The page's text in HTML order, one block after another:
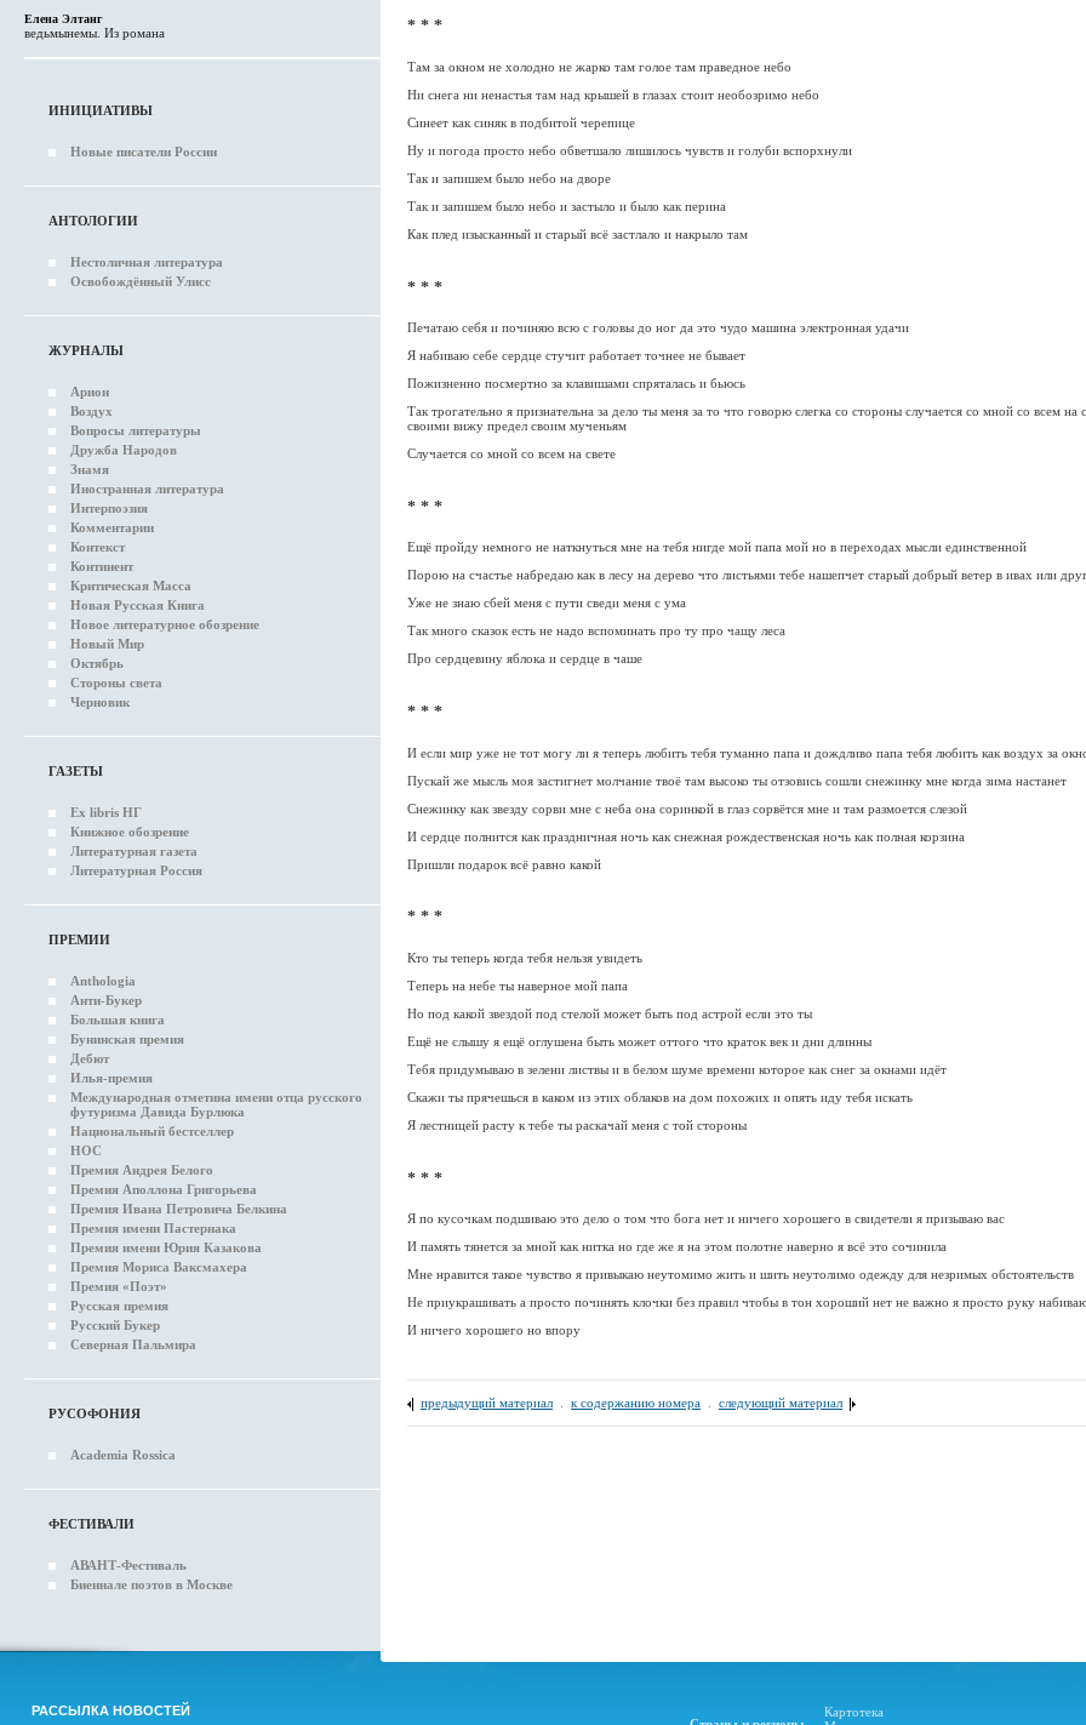
Елена Элтанг
ведьмынемы. Из романа
ИНИЦИАТИВЫ
Новые писатели России
АНТОЛОГИИ
Нестоличная литература
Освобождённый Улисс
ЖУРНАЛЫ
Арион
Воздух
Вопросы литературы
Дружба Народов
Знамя
Иностранная литература
Интерпоэзия
Комментарии
Контекст
Континент
Критическая Масса
Новая Русская Книга
Новое литературное обозрение
Новый Мир
Октябрь
Стороны света
Черновик
ГАЗЕТЫ
Ex libris НГ
Книжное обозрение
Литературная газета
Литературная Россия
ПРЕМИИ
Anthologia
Анти-Букер
Большая книга
Бунинская премия
Дебют
Илья-премия
Международная отметина имени отца русского
футуризма Давида Бурлюка
Национальный бестселлер
НОС
Премия Андрея Белого
Премия Аполлона Григорьева
Премия Ивана Петровича Белкина
Премия имени Пастернака
Премия имени Юрия Казакова
Премия Мориса Ваксмахера
Премия «Поэт»
Русская премия
Русский Букер
Северная Пальмира
РУСОФОНИЯ
Academia Rossica
ФЕСТИВАЛИ
АВАНТ-Фестиваль
Биеннале поэтов в Москве
* * *
Там за окном не холодно не жарко там голое там праведное небо
Ни снега ни ненастья там над крышей в глазах стоит необозримо небо
Синеет как синяк в подбитой черепице
Ну и погода просто небо обветшало лишилось чувств и голуби вспорхнули
Так и запишем было небо на дворе
Так и запишем было небо и застыло и было как перина
Как плед изысканный и старый всё застлало и накрыло там
* * *
Печатаю себя и починяю всю с головы до ног да это чудо машина электронная удачи
Я набиваю себе сердце стучит работает точнее не бывает
Пожизненно посмертно за клавишами спряталась и бьюсь
Так трогательно я признательна за дело ты меня за то что говорю слегка со стороны случается со мной со всем на
своими вижу предел своим мученьям
Случается со мной со всем на свете
* * *
Ещё пройду немного не наткнуться мне на тебя нигде мой папа мой но в переходах мысли единственной
Порою на счастье набредаю как в лесу на дерево что листьями тебе нашепчет старый добрый ветер в ивах или
Уже не знаю сбей меня с пути сведи меня с ума
Так много сказок есть не надо вспоминать про ту про чащу леса
Про сердцевину яблока и сердце в чаше
* * *
И если мир уже не тот могу ли я теперь любить тебя туманно папа и дождливо папа тебя любить как воздух за
Пускай же мысль моя застигнет молчание твоё там высоко ты отзовись сошли снежинку мне когда зима настанет
Снежинку как звезду сорви мне с неба она соринкой в глаз сорвётся мне и там размоется слезой
И сердце полнится как праздничная ночь как снежная рождественская ночь как полная корзина
Пришли подарок всё равно какой
* * *
Кто ты теперь когда тебя нельзя увидеть
Теперь на небе ты наверное мой папа
Но под какой звездой под стелой может быть под астрой если это ты
Ещё не слышу я ещё оглушена быть может оттого что краток век и дни длинны
Тебя придумываю в зелени листвы и в белом шуме времени которое как снег за окнами идёт
Скажи ты прячешься в каком из этих облаков на дом похожих и опять иду тебя искать
Я лестницей расту к тебе ты раскачай меня с той стороны
* * *
Я по кусочкам подшиваю это дело о том что бога нет и ничего хорошего в свидетели я призываю вас
И память тянется за мной как нитка но где же я на этом полотне наверно я всё это сочинила
Мне нравится такое чувство я привыкаю неутомимо жить и шить неутолимо одежду для незримых обстоятельств
Не приукрашивать а просто починять клочки без правил чтобы в тон хороший нет не важно я просто руку
И ничего хорошего но впору
предыдущий материал к содержанию номера следующий материал
РАССЫЛКА НОВОСТЕЙ
Картотека